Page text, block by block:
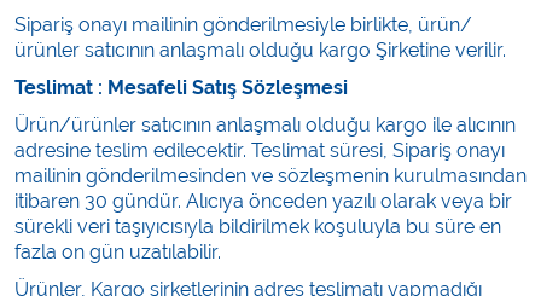
Sipariş onayı mailinin gönderilmesiyle birlikte, ürün/
ürünler satıcının anlaşmalı olduğu kargo Şirketine verilir.
Teslimat : Mesafeli Satış Sözleşmesi
Ürün/ürünler satıcının anlaşmalı olduğu kargo ile alıcının
adresine teslim edilecektir. Teslimat süresi, Sipariş onayı
mailinin gönderilmesinden ve sözleşmenin kurulmasından
itibaren 30 gündür. Alıcıya önceden yazılı olarak veya bir
sürekli veri taşıyıcısıyla bildirilmek koşuluyla bu süre en
fazla on gün uzatılabilir.
Ürünler, Kargo şirketlerinin adres teslimatı yapmadığı